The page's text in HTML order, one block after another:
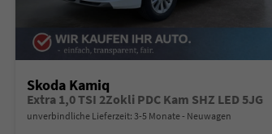
Skoda Kamiq
Extra 1,0 TSI 2Zokli PDC Kam SHZ LED 5JG
unverbindliche Lieferzeit: 3-5 Monate Neuwagen